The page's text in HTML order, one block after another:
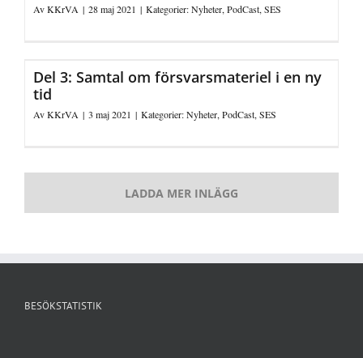
AvKKrVA | 28 maj 2021 | Kategorier:Nyheter,PodCast,SES
Del 3: Samtal om försvarsmateriel i en ny
tid
AvKKrVA | 3 maj 2021 | Kategorier:Nyheter,PodCast,SES
LADDA MER INLÄGG
BESÖKSTATISTIK